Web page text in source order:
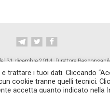
31 dicembre 2014. Direttore
TG CONTROPIANO LINK
i tuoi dati. Cliccando
cookie tranne quelli tecnici.
accetta quanto indicato nella